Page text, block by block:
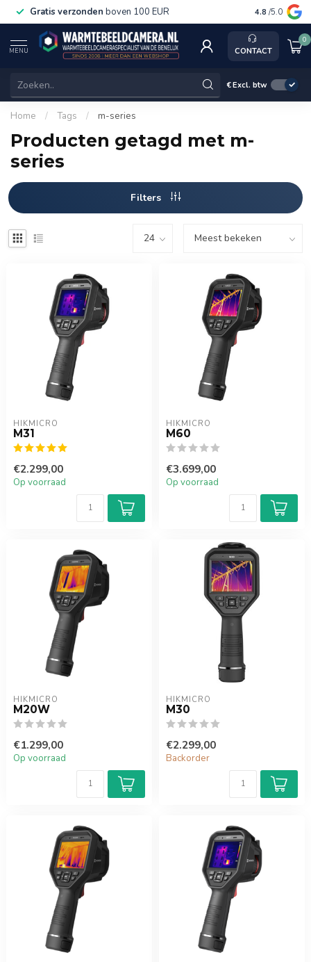
Gratis verzonden boven 100 EUR Service,
4.8 /5.0
MENU CONTACT
0
€Excl. btw
Home / Tags / m-series
Producten getagd met m-
series
Filters
HIKMICRO
M31
€2.299,00
Op voorraad
HIKMICRO
M60
€3.699,00
Op voorraad
HIKMICRO
M20W
€1.299,00
Op voorraad
HIKMICRO
M30
€2.299,00
Backorder